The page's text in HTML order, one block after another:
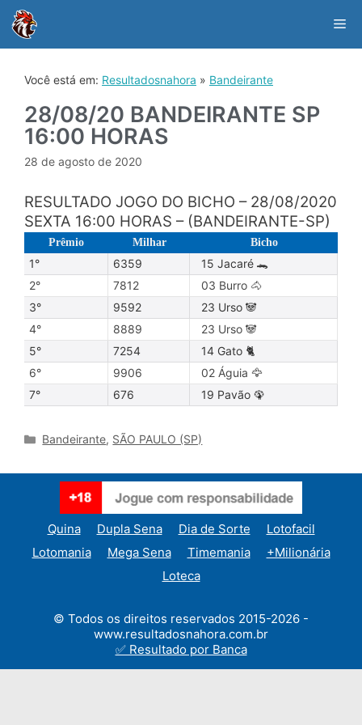
content
Você está em: Resultadosnahora » Bandeirante
28/08/20 BANDEIRANTE SP
16:00 HORAS
28 de agosto de 2020
RESULTADO JOGO DO BICHO – 28/08/2020
SEXTA 16:00 HORAS – (BANDEIRANTE-SP)
Prêmio Milhar Bicho
1° 6359
15 Jacaré 🐊
2°
7812
03 Burro 🐴
3°
9592
23 Urso 🐼
4°
8889
23 Urso 🐼
5°
7254
14 Gato 🐈
6°
9906
02 Águia 🦅
7°
676 19 Pavão 🦚
Categories
Bandeirante, SÃO PAULO (SP)
Quina Dupla Sena Dia de Sorte
Lotofacil
Lotomania
Mega Sena Timemania
+Milionária
Loteca
© Todos os direitos reservados 2015-2026 -
www.resultadosnahora.com.br
✅ Resultado por Banca